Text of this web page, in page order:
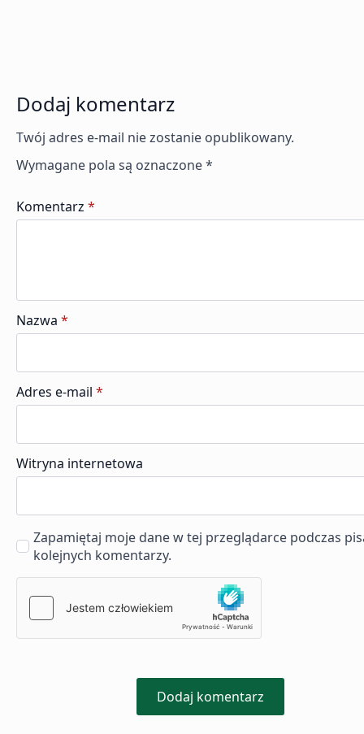
Dodaj komentarz
Twój adres e-mail nie zostanie opublikowany.
Wymagane pola są oznaczone*
Komentarz *
Nazwa *
Adres e-mail *
Witryna internetowa
Zapamiętaj moje dane w tej przeglądarce podczas
kolejnych komentarzy.